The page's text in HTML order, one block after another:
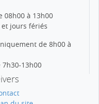
08h00 à 13h00
jours fériés
de 8h00 à
13h00